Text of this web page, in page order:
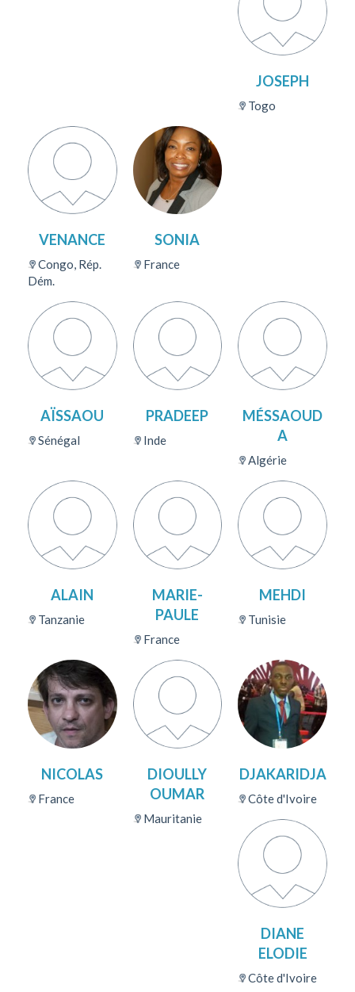
JOSEPH
Togo
VENANCE
Congo, Rép.
Dém.
SONIA
France
AÏSSAOU
Sénégal
PRADEEP
Inde
MÉSSAOUD
A
Algérie
ALAIN
Tanzanie
MARIE-
PAULE
France
MEHDI
Tunisie
NICOLAS
France
DIOULLY
OUMAR
Mauritanie
DJAKARIDJA
Côte d'Ivoire
DIANE
ELODIE
Côte d'Ivoire